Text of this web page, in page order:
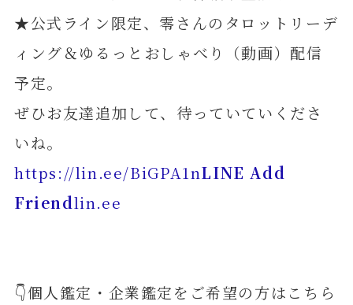
★公式ライン限定、零さんのタロットリーデ
ィング＆ゆるっとおしゃべり（動画）配信
予定。
ぜひお友達追加して、待っていていくださ
いね。
https://lin.ee/BiGPA1nLINE Add
Friendlin.ee
👇個人鑑定・企業鑑定をご希望の方はこちら